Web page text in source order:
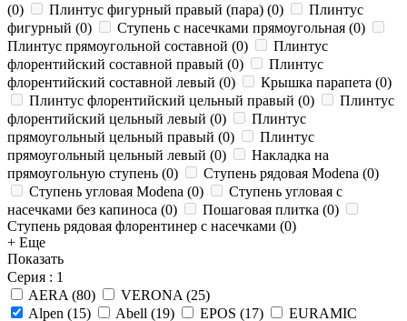
(0) Плинтус фигурный правый (пара) (0)
Плинтус
фигурный (0) Ступень с насечками прямоугольная (0)
Плинтус прямоугольной составной (0)
Плинтус
флорентийский составной правый (0)
Плинтус
флорентийский составной левый (0) Крышка парапета (0)
Плинтус флорентийский цельный правый (0)
Плинтус
флорентийский цельный левый (0)
Плинтус
прямоугольный цельный правый (0)
Плинтус
прямоугольный цельный левый (0)
Накладка на
прямоугольную ступень (0) Ступень рядовая Modena (0)
Ступень угловая Modena (0)
Ступень угловая с
насечками без капиноса (0) Пошаговая плитка (0)
Ступень рядовая флорентинер с насечками (0)
+ Еще
Показать
Серия : 1
AERA (80) VERONA (25)
Alpen (15) Abell (19) EPOS (17)
EURAMIC